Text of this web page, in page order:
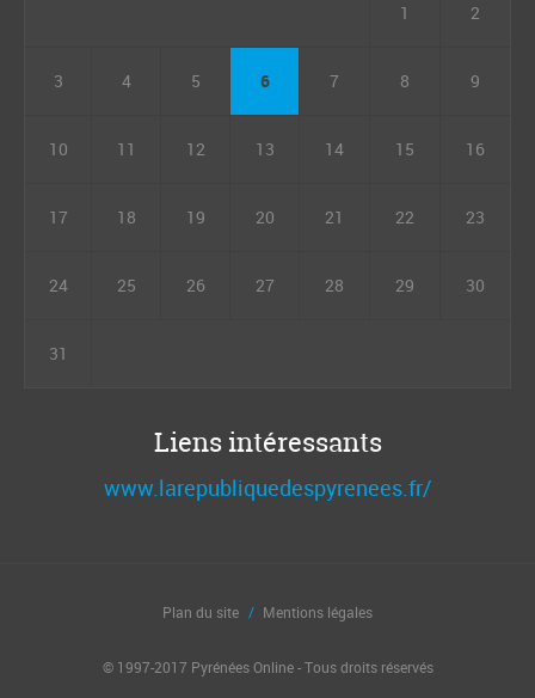
1 2
3 4 5 6 7 8 9
10 11 12 13 14 15 16
17 18 19 20 21 22 23
24 25 26 27 28 29 30
31
Liens intéressants
www.larepubliquedespyrenees.fr/
Plan du site Mentions légales
© 1997-2017 Pyrénées Online - Tous droits réservés